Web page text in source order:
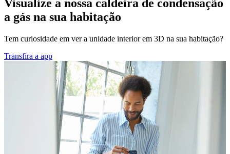
Visualize a nossa caldeira de condensação
a gás na sua habitação
Tem curiosidade em ver a unidade interior em 3D na sua habitação?
Transfira a app